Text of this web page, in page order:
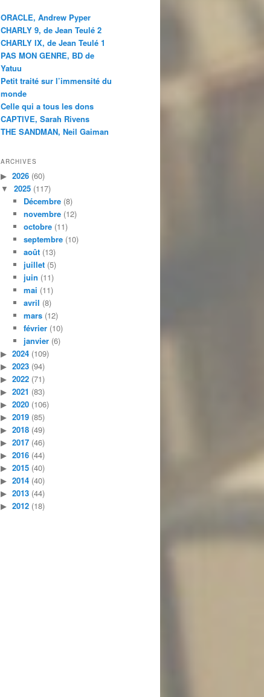
ORACLE, Andrew Pyper
CHARLY 9, de Jean Teulé 2
CHARLY IX, de Jean Teulé 1
PAS MON GENRE, BD de
Yatuu
Petit traité sur l’immensité du
monde
Celle qui a tous les dons
CAPTIVE, Sarah Rivens
THE SANDMAN, Neil Gaiman
ARCHIVES
2026 (60)
2025 (117)
Décembre(8)
novembre(12)
octobre(11)
septembre(10)
août(13)
juillet(5)
juin (11)
mai (11)
avril (8)
mars(12)
février(10)
janvier(6)
2024 (109)
2023 (94)
2022 (71)
2021 (83)
2020 (106)
2019 (85)
2018 (49)
2017 (46)
2016 (44)
2015 (40)
2014 (40)
2013 (44)
2012 (18)